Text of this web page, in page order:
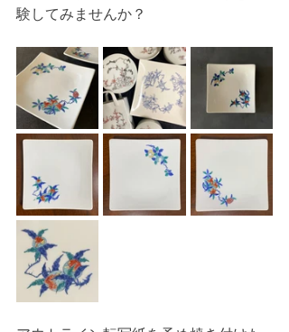
験してみませんか？